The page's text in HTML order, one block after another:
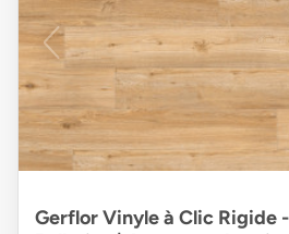
Gerflor Vinyle à Clic Rigide